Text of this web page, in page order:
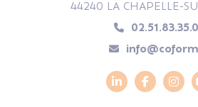
44240 LA CHAPELLE-